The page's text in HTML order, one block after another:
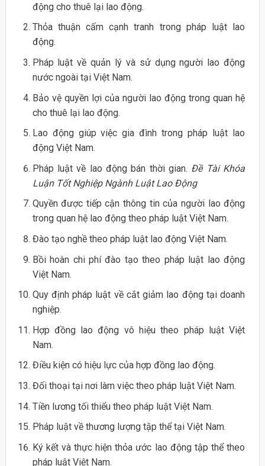
động cho thuê lại lao động.
Thỏa thuận cấm cạnh tranh trong pháp luật lao
động.
Pháp luật về quản lý và sử dụng người lao động
nước ngoài tại Việt Nam.
Bảo vệ quyền lợi của người lao động trong quan hệ
cho thuê lại lao động.
Lao động giúp việc gia đình trong pháp luật lao
động Việt Nam.
Pháp luật về lao động bán thời gian. Đề Tài Khóa
Luận Tốt Nghiệp Ngành Luật Lao Động
Quyền được tiếp cận thông tin của người lao động
trong quan hệ lao động theo pháp luật Việt Nam.
Đào tạo nghề theo pháp luật lao động Việt Nam.
Bồi hoàn chi phí đào tạo theo pháp luật lao động
Việt Nam.
Quy định pháp luật về cắt giảm lao động tại doanh
nghiệp.
Hợp đồng lao động vô hiệu theo pháp luật Việt
Nam.
Điều kiện có hiệu lực của hợp đồng lao động.
Đối thoại tại nơi làm việc theo pháp luật Việt Nam.
Tiền lương tối thiểu theo pháp luật Việt Nam.
Pháp luật về thương lượng tập thể tại Việt Nam.
Ký kết và thực hiện thỏa ước lao động tập thể theo
pháp luật Việt Nam.